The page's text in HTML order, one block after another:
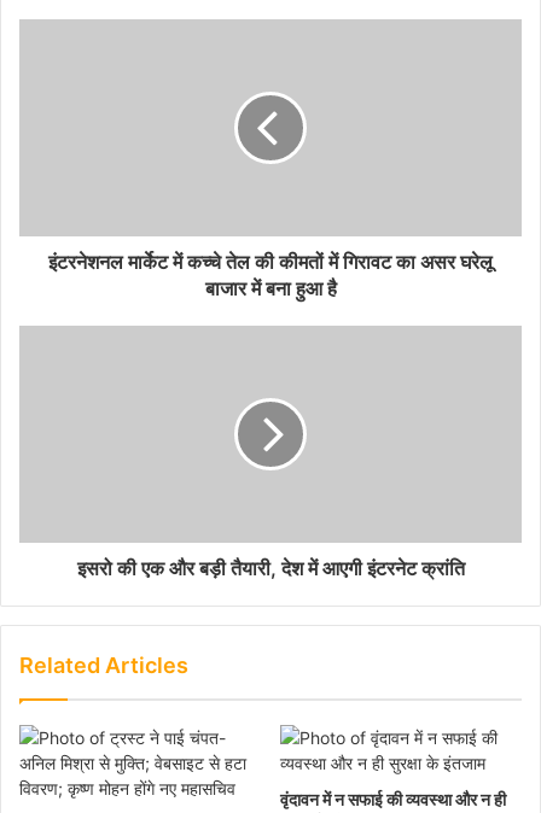
इंटरनेशनल मार्केट में कच्चे तेल की कीमतों में गिरावट का असर घरेलू
बाजार में बना हुआ है
इसरो की एक और बड़ी तैयारी, देश में आएगी इंटरनेट क्रांति
Related Articles
वृंदावन में न सफाई की व्यवस्था और न ही